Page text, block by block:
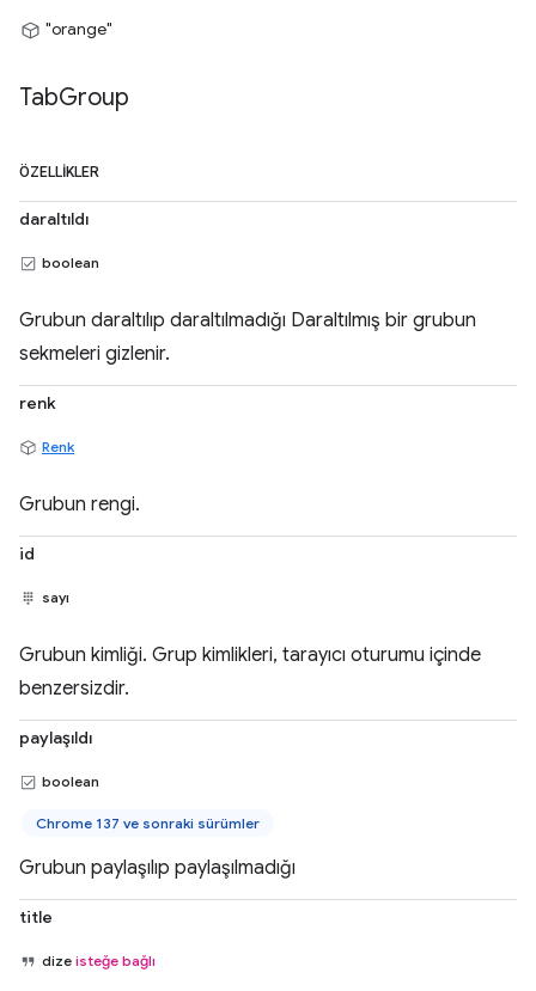
"orange"
TabGroup
ÖZELLIKLER
daraltıldı
boolean
Grubun daraltılıp daraltılmadığı Daraltılmış bir grubun
sekmeleri gizlenir.
renk
Renk
Grubun rengi.
id
sayı
Grubun kimliği. Grup kimlikleri, tarayıcı oturumu içinde
benzersizdir.
paylaşıldı
boolean
Chrome 137 ve sonraki sürümler
Grubun paylaşılıp paylaşılmadığı
title
dize isteğe bağlı